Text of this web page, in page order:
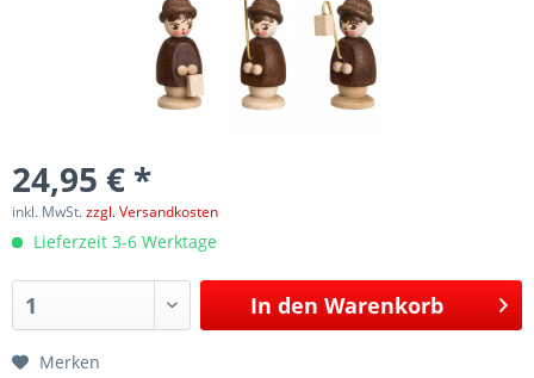
24,95 € *
inkl. MwSt.zzgl. Versandkosten
Lieferzeit 3-6 Werktage
In den Warenkorb
Merken